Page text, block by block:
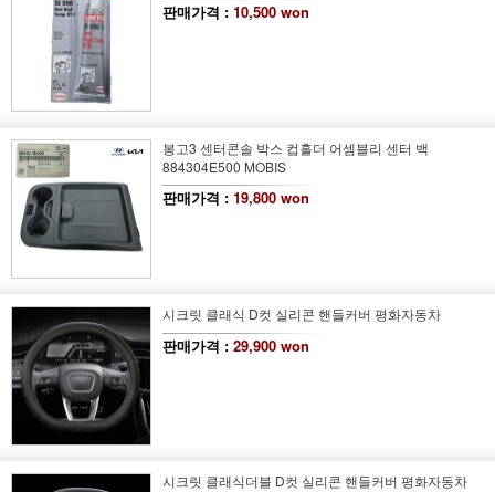
판매가격 : 10,500 won
봉고3 센터콘솔 박스 컵홀더 어셈블리 센터 백
884304E500 MOBIS
판매가격 : 19,800 won
시크릿 클래식 D컷 실리콘 핸들커버 평화자동차
판매가격 : 29,900 won
시크릿 클래식더블 D컷 실리콘 핸들커버 평화자동차